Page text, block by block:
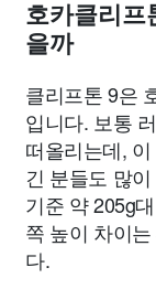
호카클리프
을까
클리프톤 9은
입니다. 보통
떠올리는데,
긴 분들도 많
기준 약 205g
쪽 높이 차이
다.